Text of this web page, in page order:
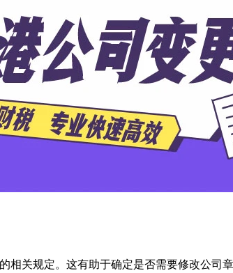
关规定。这有助于确定是否需要修改公司